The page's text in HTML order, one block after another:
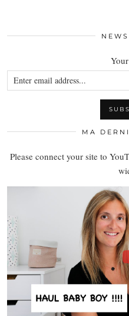
MA
Please connect your site to